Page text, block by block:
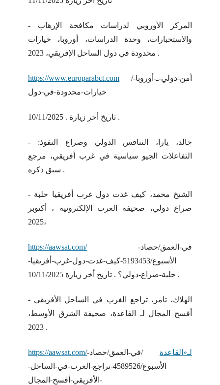
- المركز الأوروبي لدراسات مكافحة الإرهاب
والاستخبارات، وحدة الدراسات، أوروبا، خيارات
محدودة في دول الساحل الإفريقي، 2023 .
https://www.europarabct.com /أمن-دولي-ـ-أوروبا-
خيارات-محدودة-في-دول
تاريخ أخر زيارة . 10/11/2025 .
- خالد، يارا، التنافس الدولي وصراع النفوذ:
التفاعلات الجيو سياسية في غرب أفريقي، مرجع
سبق ذكره .
- الشيخ محمد، كيف غدت دول غرب أفريقيا حلبة
صراع دولي، صحيفة العرب الإلكترونية ، أكتوبر
2025،
https://aawsat.com/في-العمق/حصاد-
الأسبوع/5193453-كيف-غدت-دول-غرب-أفريقيا-
حلبة-صراع-دولي؟ . تاريخ أخر زيارة 10/11/2025 .
- الهلاك، تامر، تراجع الغرب في الساحل الأفريقي
أفسح المجال لـ القاعدة، صحيفة الشرق الأوسط،
2023 .
https://aawsat.com/لـ«القاعدة /في-العمق/حصاد-
الأسبوع/4589526-تراجع-الغرب-في-الساحل-
الأفريقي-أفسح-المجال-